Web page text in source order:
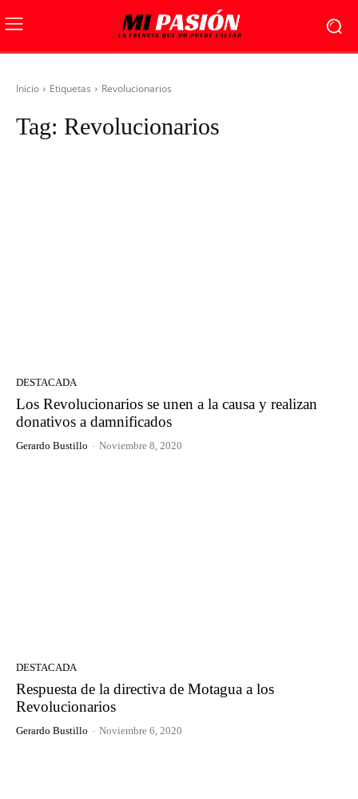
Inicio Etiquetas Revolucionarios
Tag: Revolucionarios
DESTACADA
Los Revolucionarios se unen a la causa y realizan
donativos a damnificados
Gerardo Bustillo - Noviembre 8, 2020
DESTACADA
Respuesta de la directiva de Motagua a los
Revolucionarios
Gerardo Bustillo - Noviembre 6, 2020